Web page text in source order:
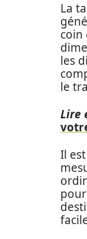
La
coin
les
le
Lire
Il